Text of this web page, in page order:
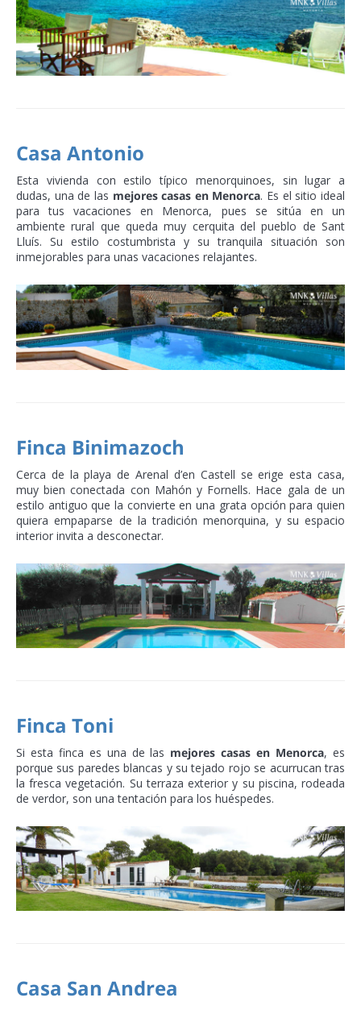
Casa Antonio
Esta vivienda con estilo típico menorquinoes, sin lugar a
dudas, una de las mejores casas en Menorca. Es el sitio ideal
para tus vacaciones en Menorca, pues se sitúa en un
ambiente rural que queda muy cerquita del pueblo de Sant
Lluís. Su estilo costumbrista y su tranquila situación son
inmejorables para unas vacaciones relajantes.
Finca Binimazoch
Cerca de la playa de Arenal d’en Castell se erige esta casa,
muy bien conectada con Mahón y Fornells. Hace gala de un
estilo antiguo que la convierte en una grata opción para quien
quiera empaparse de la tradición menorquina, y su espacio
interior invita a desconectar.
Finca Toni
Si esta finca es una de las mejores casas en Menorca, es
porque sus paredes blancas y su tejado rojo se acurrucan tras
la fresca vegetación. Su terraza exterior y su piscina, rodeada
de verdor, son una tentación para los huéspedes.
Casa San Andrea